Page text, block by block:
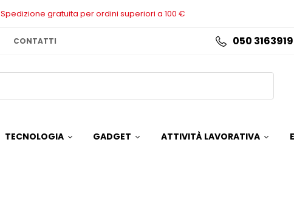
Spedizione gratuita per ordini superiori a 100 €
CONTATTI 050 3163919
TECNOLOGIA GADGET ATTIVITÀ LAVORATIVA